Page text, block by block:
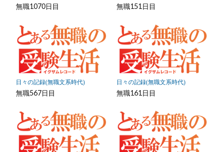
無職1070日目 無職151日目
日々の記録(無職文系時代)
無職567日目
日々の記録(無職文系時代)
無職161日目